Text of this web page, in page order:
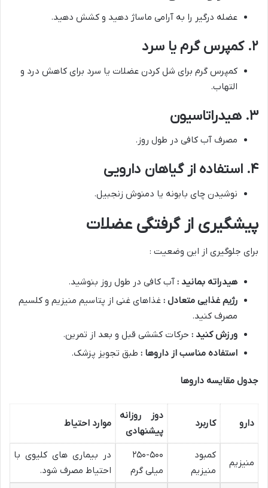
عضله درگیر را به آرامی ماساژ دهید و کشش دهید.
۲. کمپرس گرم یا سرد
کمپرس گرم برای شل کردن عضلات یا سرد برای کاهش درد و
التهاب.
۳. هیدراتاسیون
مصرف آب کافی در طول روز.
۴. استفاده از گیاهان دارویی
نوشیدن چای بابونه یا دمنوش زنجبیل.
پیشگیری از گرفتگی عضلات
برای جلوگیری از این وضعیت :
هیدراته بمانید : آب کافی در طول روز بنوشید.
رژیم غذایی متعادل : غذاهای غنی از پتاسیم منیزیم و کلسیم
مصرف کنید.
ورزش کنید : حرکات کششی قبل و بعد از تمرین.
استفاده مناسب از داروها : طبق تجویز پزشک.
جدول مقایسه داروها
دارو کاربرد
دوز روزانه
پیشنهادی
موارد احتیاط
منیزیم
کمبود
منیزیم
۲۵۰-۵۰۰
میلی گرم
در بیماری های کلیوی با
احتیاط مصرف شود.